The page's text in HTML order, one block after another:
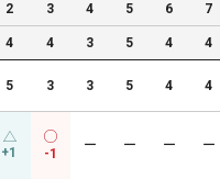
2 3 4 5 6 7
4 4 3 5 4 4
5 3 3 5 4 4
+1 -1
ー ー ー ー